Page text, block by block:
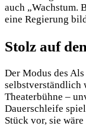
auch „Wachstum.
eine Regierung
Stolz auf
Der Modus des
selbstverständlich
Theaterbühne –
Dauerschleife
Stück vor, sie